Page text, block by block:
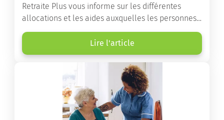
Retraite Plus vous informe sur les différentes
allocations et les aides auxquelles les personnes
âgées ont droit pour financer un séjour en maison
de retraite ou un maintien à domicile.
Lire l'article